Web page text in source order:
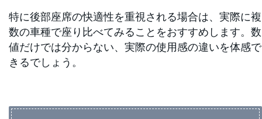
特に後部座席の快適性を重視される場合は、実際に複
数の車種で座り比べてみることをおすすめします。数
値だけでは分からない、実際の使用感の違いを体感で
きるでしょう。